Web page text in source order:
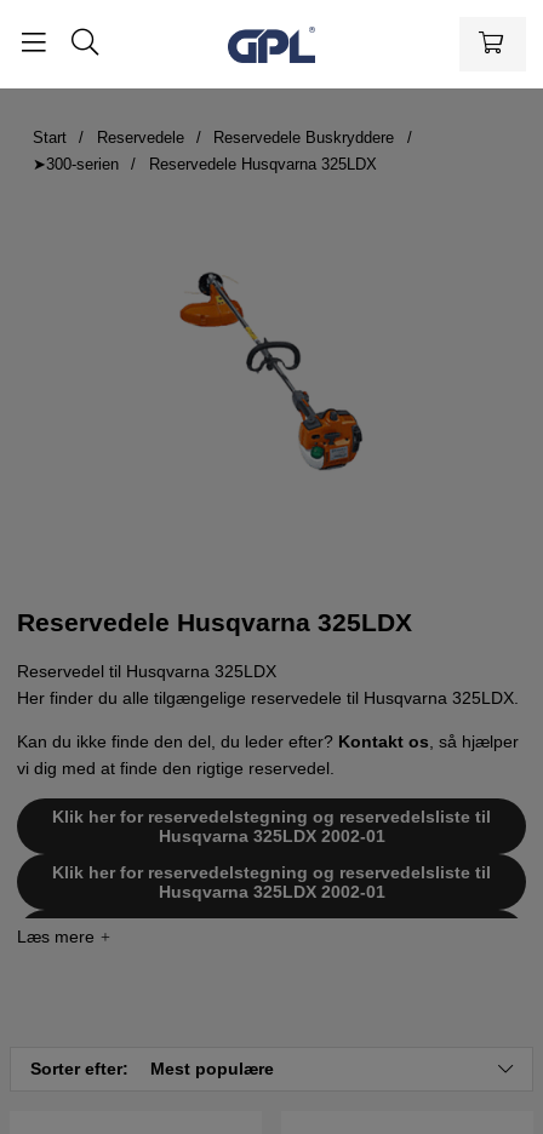
Start Reservedele
Reservedele Buskryddere
➤300-serien
Reservedele Husqvarna 325LDX
Reservedele Husqvarna 325LDX
Reservedel til Husqvarna 325LDX
Her finder du alle tilgængelige reservedele til Husqvarna 325LDX.
Kan du ikke finde den del, du leder efter? Kontakt os , så hjælper
vi dig med at finde den rigtige reservedel.
Klik her for reservedelstegning og reservedelsliste til
Husqvarna 325LDX 2002-01
Klik her for reservedelstegning og reservedelsliste til
Husqvarna 325LDX 2002-01
Husqvarna 325LDX 20020100001-20051800000
Sorter efter: Mest populære